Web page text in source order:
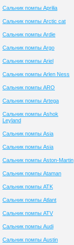
Сальник помпы Aprilia
Сальник помпы Arctic cat
Сальник помпы Ardie
Сальник помпы Argo
Сальник помпы Ariel
Сальник помпы Arlen Ness
Сальник помпы ARO
Сальник помпы Artega
Сальник помпы Ashok
Leyland
Сальник помпы Asia
Сальник помпы Asia
Сальник помпы Aston-Martin
Сальник помпы Ataman
Сальник помпы ATK
Сальник помпы Atlant
Сальник помпы ATV
Сальник помпы Audi
Сальник помпы Austin